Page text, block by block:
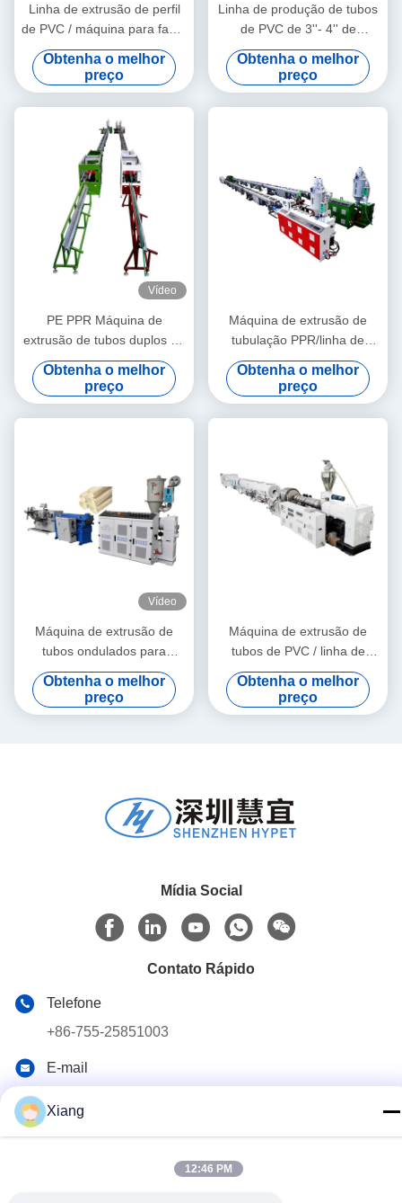
Linha de extrusão de perfil
de PVC / máquina para fazer
perfil de PVC
Obtenha o melhor
preço
Linha de produção de tubos
de PVC de 3''- 4'' de
qualidade estável com
extrusora de parafuso duplo
cônico HYZS65/132
Obtenha o melhor
preço
Vídeo
PE PPR Máquina de
extrusão de tubos duplos de
alta velocidade 16 - 32 MM
extrusora de parafuso único
SJ90/33
Obtenha o melhor
preço
Máquina de extrusão de
tubulação PPR/linha de
produção 20-63 da
tubulação PPR
Obtenha o melhor
preço
Vídeo
Máquina de extrusão de
tubos ondulados para
materiais granulados de PE
e PVC
Obtenha o melhor
preço
Máquina de extrusão de
tubos de PVC / linha de
produção de tubos de PVC
315-630
Obtenha o melhor
preço
Mídia Social
Contato Rápido
Telefone
+86-755-25851003
E-mail
Xiang
12:46 PM